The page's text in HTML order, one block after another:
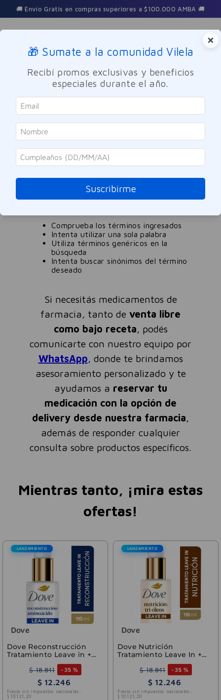
🚚 Envío Gratis en compras superiores a $100.000 AMBA 🚚
Buscar
corrector-3d-vichy-dermablend-55-bronze
OOPS!
No encontramos ningún resultado para
¿Qué debo hacer?
Comprueba los términos ingresados
Intenta utilizar una sola palabra
Utiliza términos genéricos en la
búsqueda
Intenta buscar sinónimos del término
deseado
Si necesitás medicamentos de
farmacia, tanto de venta libre
como bajo receta, podés
comunicarte con nuestro equipo por
WhatsApp, donde te brindamos
asesoramiento personalizado y te
ayudamos a reservar tu
medicación con la opción de
delivery desde nuestra farmacia,
además de responder cualquier
consulta sobre productos específicos.
Mientras tanto, ¡mira estas
ofertas!
LANZAMIENTO
Dove
Dove Reconstrucción
Tratamiento Leave in +
Aminoácidos 110ml
$ 18.841 - 35 %
$ 12.246
Precio sin impuestos nacionales:
$ 10.121 , 20
LANZAMIENTO
Dove
Dove Nutrición
Tratamiento Leave In +
Tri-Óleos 110 ml
$ 18.841 - 35 %
$ 12.246
Precio sin impuestos nacionales:
$ 10.121 , 20
×
🎁 Sumate a la comunidad Vilela
Recibí promos exclusivas y beneficios
especiales durante el año.
Suscribirme